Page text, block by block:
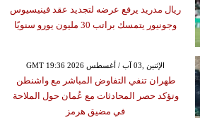
ريال مدريد يرفع عرضه لتجديد عقد فينيسيوس
وجونيور يتمسك براتب 30 مليون يورو سنويًا
GMT 19:36 2026 الإثنين ,03 آب / أغسطس
طهران تنفي التفاوض المباشر مع واشنطن
وتؤكد حصر المحادثات مع عُمان حول الملاحة
في مضيق هرمز